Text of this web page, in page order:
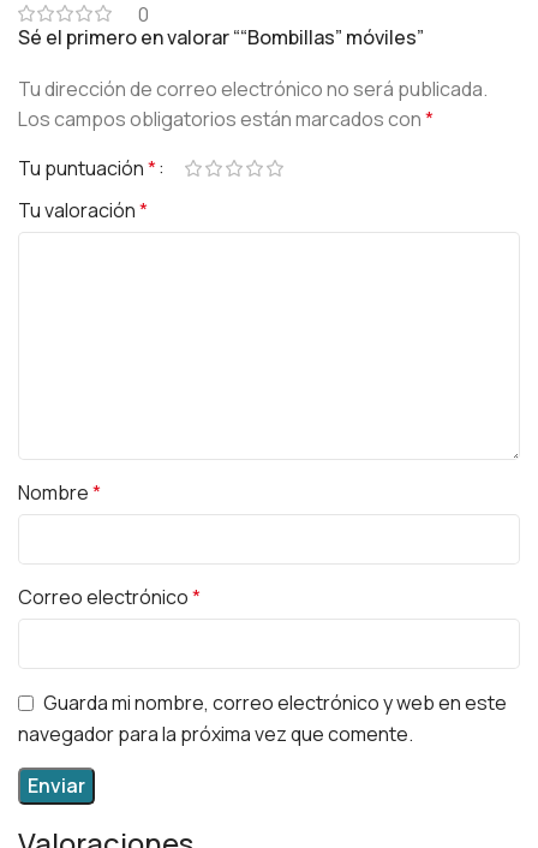
0
Sé el primero en valorar ““Bombillas” móviles”
Tu dirección de correo electrónico no será publicada.
Los campos obligatorios están marcados con*
Tu puntuación*
Tu valoración*
Nombre*
Correo electrónico*
Guarda mi nombre, correo electrónico y web en este
navegador para la próxima vez que comente.